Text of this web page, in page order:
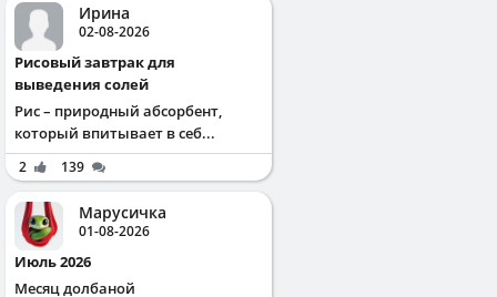
Ирина
02-08-2026
Рисовый завтрак для
выведения солей
Рис – природный абсорбент,
который впитывает в себ...
2 139
Марусичка
01-08-2026
Июль 2026
Месяц долбаной